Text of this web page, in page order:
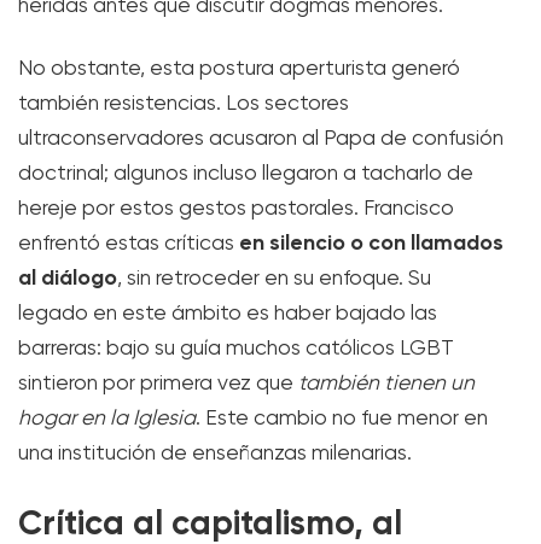
heridas antes que discutir dogmas menores.
No obstante, esta postura aperturista generó
también resistencias. Los sectores
ultraconservadores acusaron al Papa de confusión
doctrinal; algunos incluso llegaron a tacharlo de
hereje por estos gestos pastorales. Francisco
enfrentó estas críticas en silencio o con llamados
al diálogo, sin retroceder en su enfoque. Su
legado en este ámbito es haber bajado las
barreras: bajo su guía muchos católicos LGBT
sintieron por primera vez que también tienen un
hogar en la Iglesia. Este cambio no fue menor en
una institución de enseñanzas milenarias.
Crítica al capitalismo, al